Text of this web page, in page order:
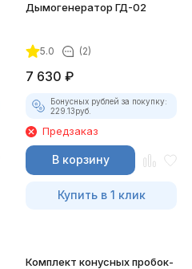
Дымогенератор ГД-02
5.0 (2)
7 630 ₽
Бонусных рублей за покупку:
229.13руб.
Предзаказ
В корзину
Купить в 1 клик
Комплект конусных пробок-